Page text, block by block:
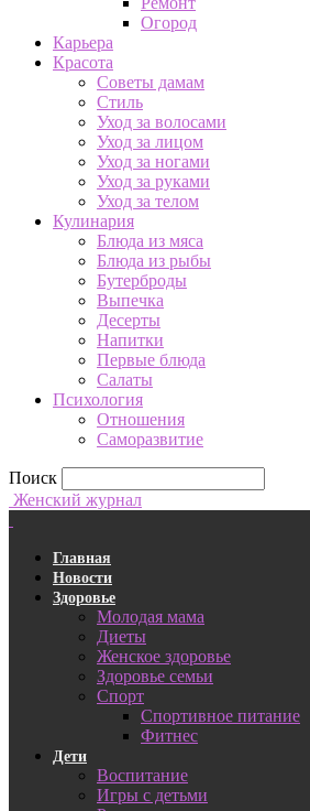
Огород
Карьера
Красота
Советы дамам
Стиль
Уход за волосами
Уход за лицом
Уход за ногами
Уход за руками
Уход за телом
Кулинария
Блюда из мяса
Блюда из рыбы
Бутерброды
Выпечка
Десерты
Напитки
Первые блюда
Салаты
Психология
Отношения
Саморазвитие
Поиск
Женский журнал
Главная
Новости
Здоровье
Молодая мама
Диеты
Женское здоровье
Здоровье семьи
Спорт
Спортивное питание
Фитнес
Дети
Воспитание
Игры с детьми